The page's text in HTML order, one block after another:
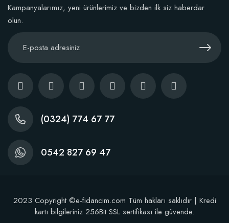
Kampanyalarımız, yeni ürünlerimiz ve bizden ilk siz haberdar
olun.
(0324) 774 67 77
0542 827 69 47
2023 Copyright ©e-fidancim.com Tüm hakları saklıdır | Kredi
kartı bilgileriniz 256Bit SSL sertifikası ile güvende.